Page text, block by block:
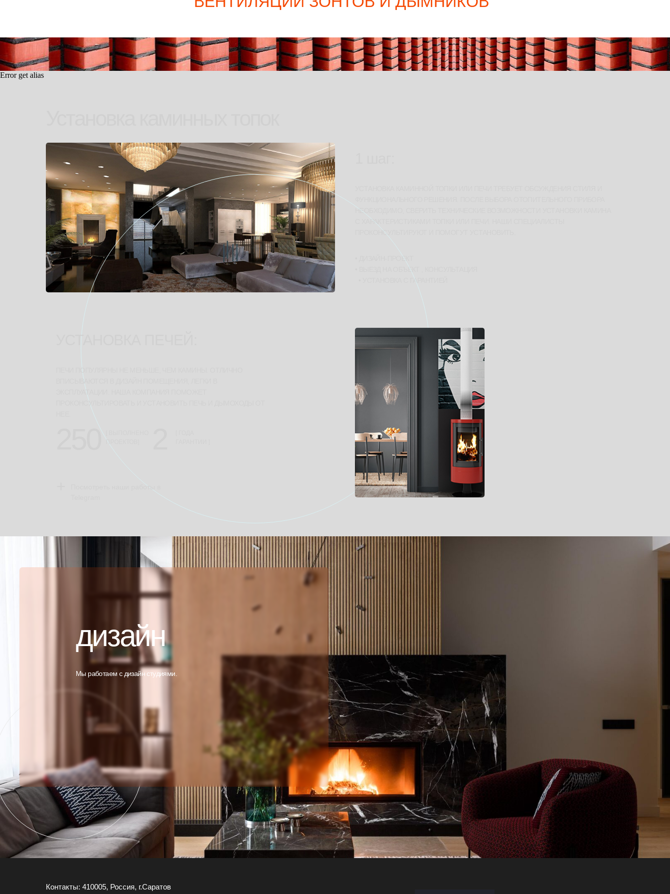
Error get alias
НЕОБХОДИМО, СВЕРИТЬ ТЕХНИЧЕСКИЕ ВОЗМОЖНОСТИ УСТАНОВКИ КАМИНА
С ХАРАКТЕРИСТИКАМИ ТОПКИ ИЛИ ПЕЧИ. НАШИ СПЕЦИАЛИСТЫ
ПРОКОНСУЛЬТИРУЮТ И ПОМОГУТ УСТАНОВИТЬ.
• ДИЗАЙН-ПРОЕКТ
• ВЫЕЗД НА ОБЪЕКТ , КОНСУЛЬТАЦИЯ
• УСТАНОВКА С ГАРАНТИЕЙ
УСТАНОВКА ПЕЧЕЙ:
ПЕЧИ ПОПУЛЯРНЫ НЕ МЕНЬШЕ, ЧЕМ КАМИНЫ. ОТЛИЧНО
ВПИСЫВАЮТСЯ В ДИЗАЙН ПОМЕЩЕНИЯ, ЛЕГКИ В
ЭКСПЛУАТАЦИИ. НАША КОМПАНИЯ ПОМОЖЕТ
ПРОКОНСУЛЬТИРОВАТЬ И УСТАНОВИТЬ ПЕЧЬ И ДЫМОХОДЫ ОТ
250
ПРОЕКТОВ]
Посмотреть наши работы в
Мы работаем с дизайн студиями.
дизайн
Контакты: 410005, Россия, г.Саратов